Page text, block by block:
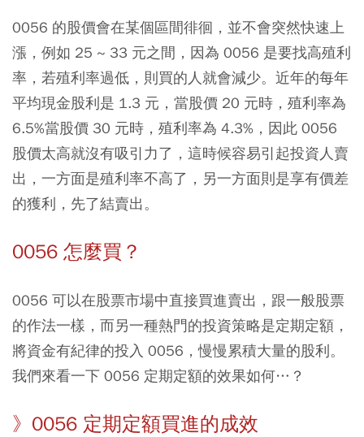
0056 的股價會在某個區間徘徊，並不會突然快速上
漲，例如 25 ~ 33 元之間，因為 0056 是要找高殖利
率，若殖利率過低，則買的人就會減少。近年的每年
平均現金股利是 1.3 元，當股價 20 元時，殖利率為
6.5%當股價 30 元時，殖利率為 4.3%，因此 0056
股價太高就沒有吸引力了，這時候容易引起投資人賣
出，一方面是殖利率不高了，另一方面則是享有價差
的獲利，先了結賣出。
0056 怎麼買？
0056 可以在股票市場中直接買進賣出，跟一般股票
的作法一樣，而另一種熱門的投資策略是定期定額，
將資金有紀律的投入 0056，慢慢累積大量的股利。
我們來看一下 0056 定期定額的效果如何…？
》0056 定期定額買進的成效